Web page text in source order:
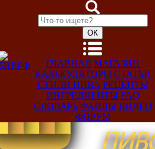
ГЛАВНАЯ МАГАЗИН
КАЛЬКУЛЯТОРЫ СТАТЬИ
СТИЛИ ПИВА РЕЦЕПТЫ
ИНГРЕДИЕНТЫ FAQ
СЛОВАРЬ ФАЙЛЫ ВИДЕО
ФОРУМ